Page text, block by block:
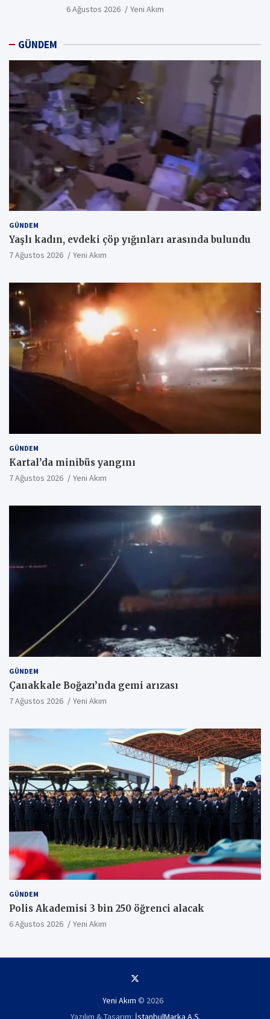
6 Ağustos 2026 Yeni Akım
GÜNDEM
GÜNDEM
Yaşlı kadın, evdeki çöp yığınları arasında bulundu
7 Ağustos 2026 Yeni Akım
GÜNDEM
Kartal’da minibüs yangını
7 Ağustos 2026 Yeni Akım
GÜNDEM
Çanakkale Boğazı’nda gemi arızası
7 Ağustos 2026 Yeni Akım
GÜNDEM
Polis Akademisi 3 bin 250 öğrenci alacak
6 Ağustos 2026 Yeni Akım
Yeni Akım © 2026
Yazılım & Tasarım: İstanbulMarka A.Ş.